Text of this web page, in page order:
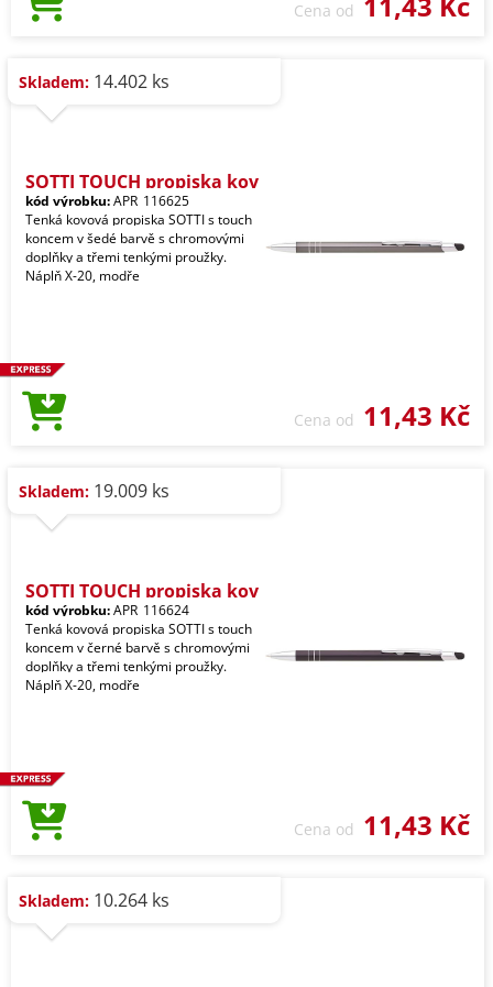
Cena od
Skladem: 14.402 ks
SOTTI TOUCH propiska kov
kód výrobku:APR_116625
Tenká kovová propiska SOTTI s touch
koncem v šedé barvě s chromovými
doplňky a třemi tenkými proužky.
Náplň X-20, modře
Cena od 11,43 Kč
Skladem: 19.009 ks
SOTTI TOUCH propiska kov
kód výrobku:APR_116624
Tenká kovová propiska SOTTI s touch
koncem v černé barvě s chromovými
doplňky a třemi tenkými proužky.
Náplň X-20, modře
Cena od 11,43 Kč
Skladem: 10.264 ks